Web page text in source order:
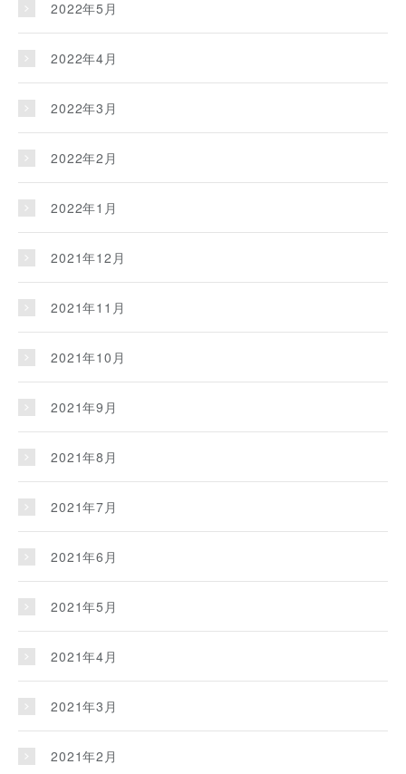
2022年5月
2022年4月
2022年3月
2022年2月
2022年1月
2021年12月
2021年11月
2021年10月
2021年9月
2021年8月
2021年7月
2021年6月
2021年5月
2021年4月
2021年3月
2021年2月